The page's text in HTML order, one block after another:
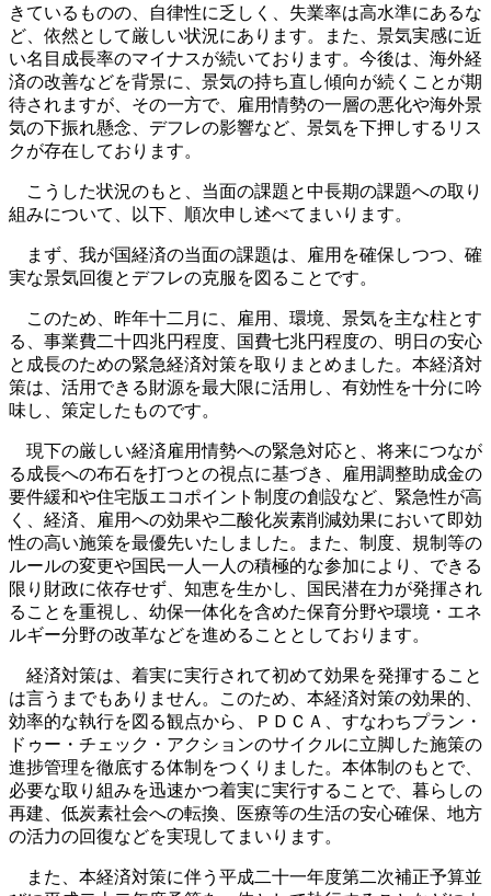
きているものの、自律性に乏しく、失業率は高水準にあるな
ど、依然として厳しい状況にあります。また、景気実感に近
い名目成長率のマイナスが続いております。今後は、海外経
済の改善などを背景に、景気の持ち直し傾向が続くことが期
待されますが、その一方で、雇用情勢の一層の悪化や海外景
気の下振れ懸念、デフレの影響など、景気を下押しするリス
クが存在しております。
こうした状況のもと、当面の課題と中長期の課題への取り
組みについて、以下、順次申し述べてまいります。
まず、我が国経済の当面の課題は、雇用を確保しつつ、確
実な景気回復とデフレの克服を図ることです。
このため、昨年十二月に、雇用、環境、景気を主な柱とす
る、事業費二十四兆円程度、国費七兆円程度の、明日の安心
と成長のための緊急経済対策を取りまとめました。本経済対
策は、活用できる財源を最大限に活用し、有効性を十分に吟
味し、策定したものです。
現下の厳しい経済雇用情勢への緊急対応と、将来につなが
る成長への布石を打つとの視点に基づき、雇用調整助成金の
要件緩和や住宅版エコポイント制度の創設など、緊急性が高
く、経済、雇用への効果や二酸化炭素削減効果において即効
性の高い施策を最優先いたしました。また、制度、規制等の
ルールの変更や国民一人一人の積極的な参加により、できる
限り財政に依存せず、知恵を生かし、国民潜在力が発揮され
ることを重視し、幼保一体化を含めた保育分野や環境・エネ
ルギー分野の改革などを進めることとしております。
経済対策は、着実に実行されて初めて効果を発揮すること
は言うまでもありません。このため、本経済対策の効果的、
効率的な執行を図る観点から、ＰＤＣＡ、すなわちプラン・
ドゥー・チェック・アクションのサイクルに立脚した施策の
進捗管理を徹底する体制をつくりました。本体制のもとで、
必要な取り組みを迅速かつ着実に実行することで、暮らしの
再建、低炭素社会への転換、医療等の生活の安心確保、地方
の活力の回復などを実現してまいります。
また、本経済対策に伴う平成二十一年度第二次補正予算並